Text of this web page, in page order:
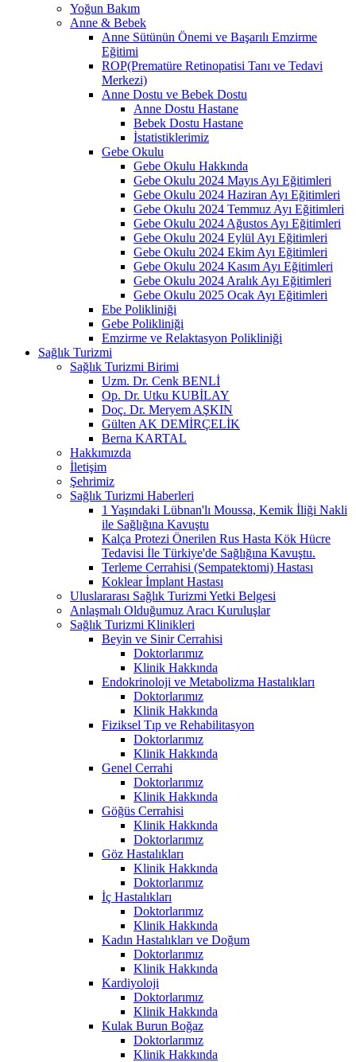
Yoğun Bakım
Anne & Bebek
Anne Sütünün Önemi ve Başarılı Emzirme
Eğitimi
ROP(Prematüre Retinopatisi Tanı ve Tedavi
Merkezi)
Anne Dostu ve Bebek Dostu
Anne Dostu Hastane
Bebek Dostu Hastane
İstatistiklerimiz
Gebe Okulu
Gebe Okulu Hakkında
Gebe Okulu 2024 Mayıs Ayı Eğitimleri
Gebe Okulu 2024 Haziran Ayı Eğitimleri
Gebe Okulu 2024 Temmuz Ayı Eğitimleri
Gebe Okulu 2024 Ağustos Ayı Eğitimleri
Gebe Okulu 2024 Eylül Ayı Eğitimleri
Gebe Okulu 2024 Ekim Ayı Eğitimleri
Gebe Okulu 2024 Kasım Ayı Eğitimleri
Gebe Okulu 2024 Aralık Ayı Eğitimleri
Gebe Okulu 2025 Ocak Ayı Eğitimleri
Ebe Polikliniği
Gebe Polikliniği
Emzirme ve Relaktasyon Polikliniği
Sağlık Turizmi
Sağlık Turizmi Birimi
Uzm. Dr. Cenk BENLİ
Op. Dr. Utku KUBİLAY
Doç. Dr. Meryem AŞKIN
Gülten AK DEMİRÇELİK
Berna KARTAL
Hakkımızda
İletişim
Şehrimiz
Sağlık Turizmi Haberleri
1 Yaşındaki Lübnan'lı Moussa, Kemik İliği Nakli
ile Sağlığına Kavuştu
Kalça Protezi Önerilen Rus Hasta Kök Hücre
Tedavisi İle Türkiye'de Sağlığına Kavuştu.
Terleme Cerrahisi (Sempatektomi) Hastası
Koklear İmplant Hastası
Uluslararası Sağlık Turizmi Yetki Belgesi
Anlaşmalı Olduğumuz Aracı Kuruluşlar
Sağlık Turizmi Klinikleri
Beyin ve Sinir Cerrahisi
Doktorlarımız
Klinik Hakkında
Endokrinoloji ve Metabolizma Hastalıkları
Doktorlarımız
Klinik Hakkında
Fiziksel Tıp ve Rehabilitasyon
Doktorlarımız
Klinik Hakkında
Genel Cerrahi
Doktorlarımız
Klinik Hakkında
Göğüs Cerrahisi
Klinik Hakkında
Doktorlarımız
Göz Hastalıkları
Klinik Hakkında
Doktorlarımız
İç Hastalıkları
Doktorlarımız
Klinik Hakkında
Kadın Hastalıkları ve Doğum
Doktorlarımız
Klinik Hakkında
Kardiyoloji
Doktorlarımız
Klinik Hakkında
Kulak Burun Boğaz
Doktorlarımız
Klinik Hakkında